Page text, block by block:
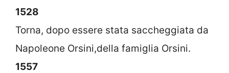
1528
Torna, dopo essere stata saccheggiata da
Napoleone Orsini,della famiglia Orsini.
1557